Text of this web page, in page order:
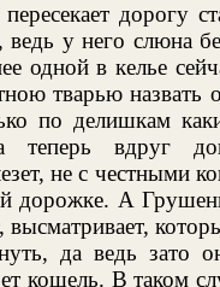
дорогу
у него слюна
одной в келье
тварью
по делишкам
теперь вдруг
не с честными
дорожке. А
высматривает,
да ведь зато
кошель. В таком